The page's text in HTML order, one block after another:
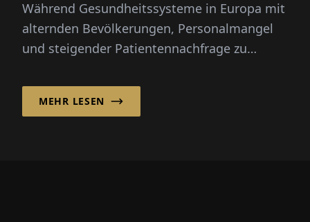
Während Gesundheitssysteme in Europa mit
alternden Bevölkerungen, Personalmangel
und steigender Patientennachfrage zu
Augenheilkunde-Anbieter Optegra als...
MEHR LESEN